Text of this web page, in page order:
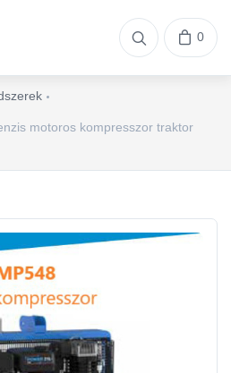
0
motoros kompresszor traktor